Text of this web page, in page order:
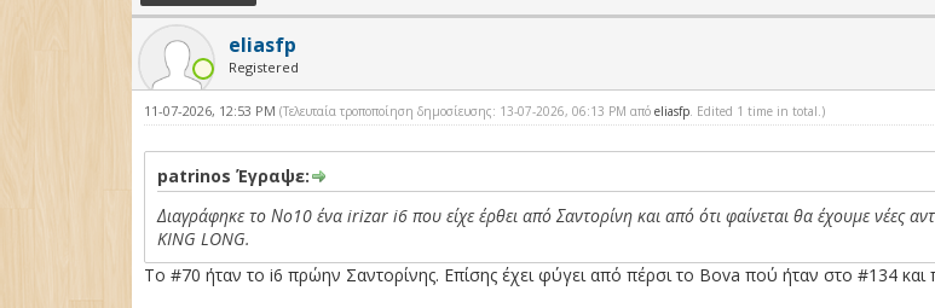
eliasfp
Registered
11-07-2026, 12:53 PM(Τελευταία τροποποίηση δημοσίευσης: 13-07-2026, 06:13 PM απόeliasfp. Edited 1 time in total.)
patrinos Έγραψε:
Διαγράφηκε το Νο10 ένα irizar i6 που είχε έρθει από Σαντορίνη και από ότι φαίνεται θα έχουμε νέες
KING LONG.
To #70 ήταν το i6 πρώην Σαντορίνης. Επίσης έχει φύγει από πέρσι το Bova πού ήταν στο #134 και